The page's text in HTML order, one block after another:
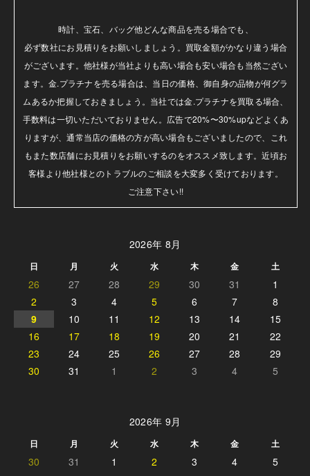
時計、宝石、バッグ他どんな商品を売る場合でも、
必ず数社にお見積りをお願いしましょう。買取金額がかなり違う場合
がございます。他社様が当社よりも高い場合も安い場合も当然ござい
ます。金.プラチナを売る場合は、当日の価格、御自身の品物が何グラ
ムあるか把握しておきましょう。当社では金.プラチナを買取る場合、
手数料は一切いただいておりません。広告で20%〜30%upなどよくあ
りますが、通常当店の価格の方が高い場合もございましたので、これ
もまた数店舗にお見積りをお願いするのをオススメ致します。近頃お
客様より他社様とのトラブルのご相談を大変多く受けております。
ご注意下さい!!
2026年 8月
日 月 火 水 木 金 土
26 27 28 29 30 31
1
2
3 4 5 6 7
8
9
10 11 12 13 14
15
16
17 18 19 20 21
22
23
24 25 26 27 28
29
30
31 1 2 3 4 5
2026年 9月
日 月 火 水 木 金 土
30 31 1 2 3 4
5